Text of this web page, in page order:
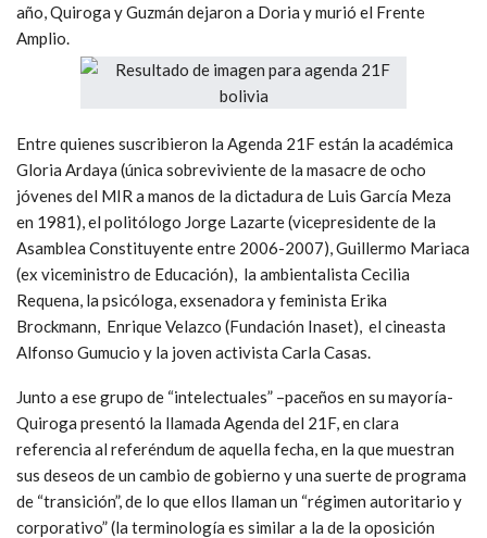
año, Quiroga y Guzmán dejaron a Doria y murió el Frente
Amplio.
Entre quienes suscribieron la Agenda 21F están la académica
Gloria Ardaya (única sobreviviente de la masacre de ocho
jóvenes del MIR a manos de la dictadura de Luis García Meza
en 1981), el politólogo Jorge Lazarte (vicepresidente de la
Asamblea Constituyente entre 2006-2007), Guillermo Mariaca
(ex viceministro de Educación), la ambientalista Cecilia
Requena, la psicóloga, exsenadora y feminista Erika
Brockmann, Enrique Velazco (Fundación Inaset), el cineasta
Alfonso Gumucio y la joven activista Carla Casas.
Junto a ese grupo de “intelectuales” –paceños en su mayoría-
Quiroga presentó la llamada Agenda del 21F, en clara
referencia al referéndum de aquella fecha, en la que muestran
sus deseos de un cambio de gobierno y una suerte de programa
de “transición”, de lo que ellos llaman un “régimen autoritario y
corporativo” (la terminología es similar a la de la oposición